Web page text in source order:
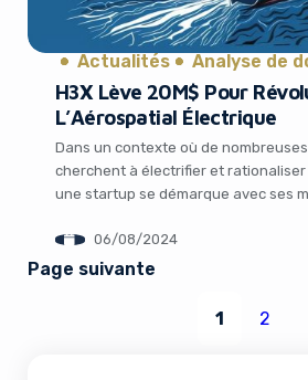
Actualités Analyse de
H3X Lève 20M$ Pour
L’Aérospatial Électrique
Dans un contexte où de
cherchent à électrifier et
une startup se démarque avec ses
Unis, vient de lever 20 millions de
ses ambitions dans l’aérospatial et le
Fondée en 2021, H3X développe […]
06/08/2024
1 2
Page suivante